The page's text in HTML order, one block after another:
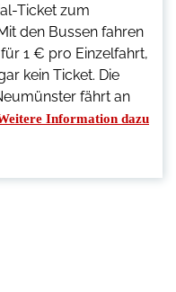
Ticket zum
den Bussen fahren
1 € pro Einzelfahrt,
kein Ticket. Die
fährt an
Information dazu